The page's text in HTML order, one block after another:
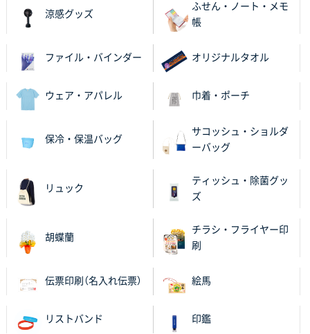
のし文言が変更できたのと価格。
ワンポイント箔押し紙袋 Sサイズ(A5対応)100枚
営業ご担当者さまより、ご丁寧なサポートをいただ
き、他のネット印刷サービスよりも安心して購入まで
3000枚
2025年11月06日 14:21
昨年利用した時に、納期と金額面でかなり業者さんを
比較して決めさせていただきました。 昨年注文分も、
納期がギリギリだったにも関わらず、丁寧に対応して
頂きました。 今回も無理を言っておりますが、丁寧な
レギュラーのぼり（W600mm×H1800mm）
涼感グッズ
ふせん・ノート・メモ
帳
ファイル・バインダー オリジナルタオル
ウェア・アパレル 巾着・ポーチ
保冷・保温バッグ
サコッシュ・ショルダ
ーバッグ
リュック
ティッシュ・除菌グッ
ズ
胡蝶蘭
チラシ・フライヤー印
刷
伝票印刷（名入れ伝票） 絵馬
リストバンド 印鑑